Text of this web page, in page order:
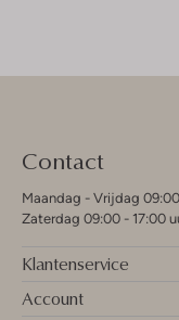
Contact
Maandag - Vrijdag
Zaterdag 09:00 - 17:00
Klantenservice
Account